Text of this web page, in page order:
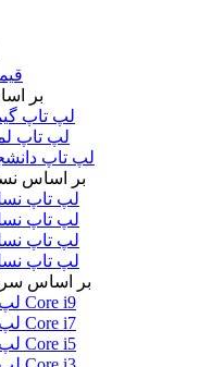
بر
لپ تاپ
لپ تاپ
لپ تاپ
بر اساس
لپ تاپ نسل
لپ تاپ نسل
لپ تاپ نسل
لپ تاپ نسل
بر اساس
لپ تاپ Core i9
لپ تاپ Core i7
لپ تاپ Core i5